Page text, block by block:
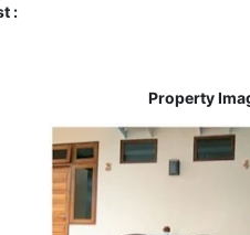
:
Property